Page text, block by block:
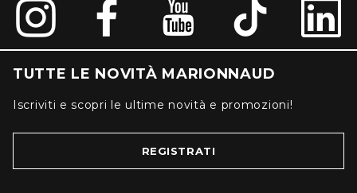
TUTTE LE NOVITÀ MARIONNAUD
Iscriviti e scopri le ultime novità e promozioni!
REGISTRATI